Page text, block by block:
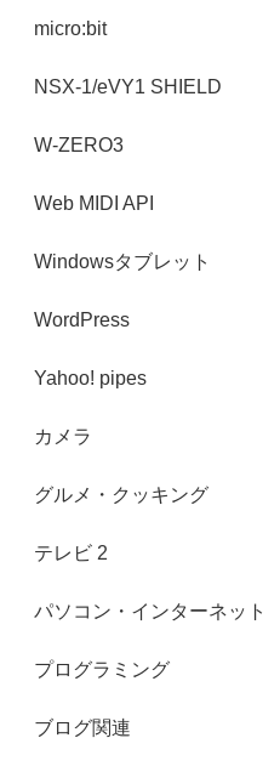
micro:bit
NSX-1/eVY1 SHIELD
W-ZERO3
Web MIDI API
Windowsタブレット
WordPress
Yahoo! pipes
カメラ
グルメ・クッキング
テレビ 2
パソコン・インターネット
プログラミング
ブログ関連